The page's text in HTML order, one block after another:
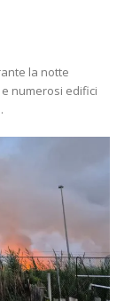
la notte
numerosi edifici